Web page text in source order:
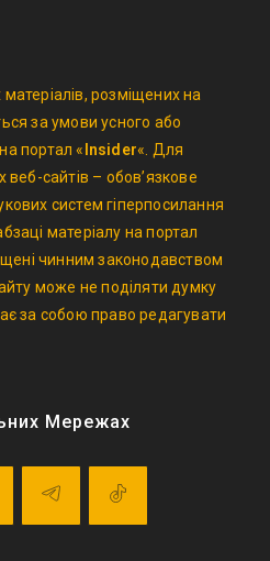
розміщених на
за умови усного або
портал « Insider«. Для
веб-сайтів – обов’язкове
систем гіперпосилання
матеріалу на портал
чинним законодавством
може не поділяти думку
за собою право редагувати
Мережах